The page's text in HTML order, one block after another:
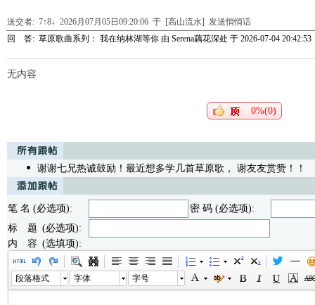
送交者: 7↑8↓ 2026月07月05日09:20:06 于 [高山流水] 发送悄悄话
回 答: 草原歌曲系列： 我在纳林湖等你 由 Serena藕花深处 于 2026-07-04 20:42:53
无内容
0%(0)
谢谢七兄热诚鼓励！最近想多学几首草原歌， 谢友友赏赞！！
笔 名 (必选项):
密 码 (必选项):
标 题 (必选项):
内 容 (选填项):
段落格式 字体 字号